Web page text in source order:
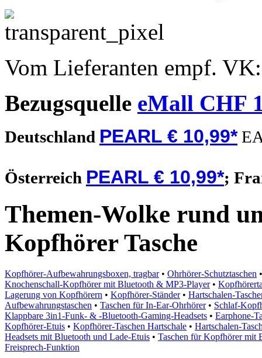
Vom Lieferanten empf.
Bezugsquelle eMall CHF
Deutschland PEARL € 10,99*
Österreich PEARL € 10,99*;
Themen-Wolke rund
Kopfhörer Tasche
Kopfhörer-Aufbewahrungsboxen, tragbar• Ohrhörer-Schutztaschen
Knochenschall-Kopfhörer mit Bluetooth & MP3-Player•
Lagerung von Kopfhörern • Kopfhörer-Ständer• Hartschalen-
Aufbewahrungstaschen • Taschen für In-Ear-Ohrhörer• Schlaf-
Klappbare 3in1-Funk- & -Bluetooth-Gaming-Headsets • Earphone-
Kopfhörer-Etuis • Kopfhörer-Taschen Hartschale • Hartschalen-
Headsets mit Bluetooth und Lade-Etuis • Taschen für Kopfhörer mit
Freisprech-Funktion